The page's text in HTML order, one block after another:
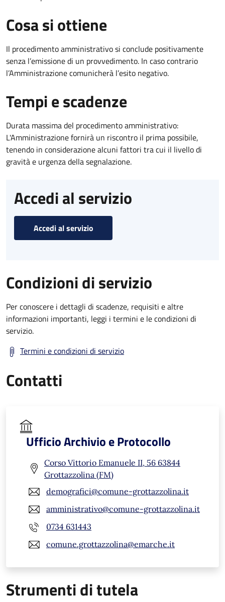
Cosa si ottiene
Il procedimento amministrativo si conclude positivamente
senza l’emissione di un provvedimento. In caso contrario
l’Amministrazione comunicherà l’esito negativo.
Tempi e scadenze
Durata massima del procedimento amministrativo:
L'Amministrazione fornirà un riscontro il prima possibile,
tenendo in considerazione alcuni fattori tra cui il livello di
gravità e urgenza della segnalazione.
Accedi al servizio
Accedi al servizio
Condizioni di servizio
Per conoscere i dettagli di scadenze, requisiti e altre
informazioni importanti, leggi i termini e le condizioni di
servizio.
Termini e condizioni di servizio
Contatti
Ufficio Archivio e Protocollo
Corso Vittorio Emanuele II, 56 63844
Grottazzolina (FM)
demografici@comune-grottazzolina.it
amministrativo@comune-grottazzolina.it
0734 631443
comune.grottazzolina@emarche.it
Strumenti di tutela